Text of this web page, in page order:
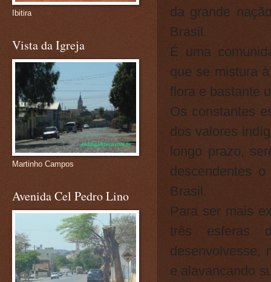
da grande
Brasil.
É uma
que se mistura
flora e bastante
Os constantes
dos valores
longo prazo,
descendentes
Brasil.
Para ser mais
três esferas
desenvolvesse,
e alavancando
Ibitira
Vista da Igreja
Martinho Campos
Avenida Cel Pedro Lino